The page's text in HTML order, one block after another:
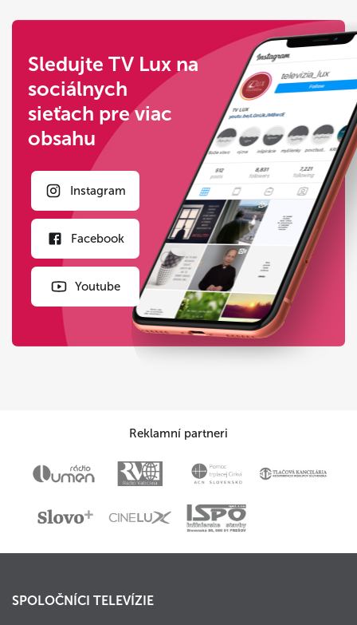
Sledujte TV Lux na
sociálnych
sieťach pre viac
obsahu
Instagram
Facebook
Youtube
Reklamní partneri
SPOLOČNÍCI TELEVÍZIE